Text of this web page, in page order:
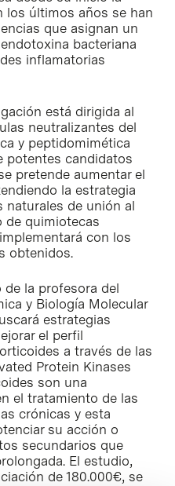
los últimos años se han
que asignan un
bacteriana
inflamatorias
está dirigida al
neutralizantes del
y peptidomimética
potentes candidatos
pretende aumentar el
la estrategia
naturales de unión al
de quimiotecas
con los
obtenidos.
de la profesora del
y Biología Molecular
estrategias
el perfil
a través de las
Protein Kinases
son una
el tratamiento de las
crónicas y esta
su acción o
secundarios que
El estudio,
de 180.000€, se